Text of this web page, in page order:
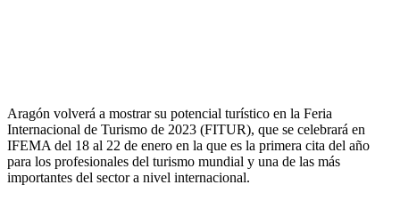
Aragón volverá a mostrar su potencial turístico en la Feria
Internacional de Turismo de 2023 (FITUR), que se celebrará en
IFEMA del 18 al 22 de enero en la que es la primera cita del año
para los profesionales del turismo mundial y una de las más
importantes del sector a nivel internacional.